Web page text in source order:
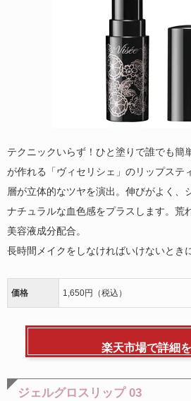
テクニックいらず！ひと塗りで誰でも簡
が作れる「ヴィセリシェ」のリップステ
層が立体的なツヤを演出。伸びがよく、
ナチュラルな血色感をプラスします。荒
美容液成分配合。
長時間メイクをしなければいけないとき
価格 1,650円（税込）
楽天市場で詳細
ジェルグロスリップ 03